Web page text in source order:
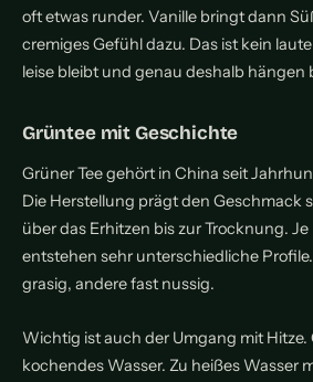
oft etwas runder. Vanille bringt dann
cremiges Gefühl dazu. Das ist kein
leise bleibt und genau deshalb hängen
Grüntee mit Geschichte
Grüner Tee gehört in China seit
Die Herstellung prägt den Geschmack
über das Erhitzen bis zur Trocknung.
entstehen sehr unterschiedliche
grasig, andere fast nussig.
Wichtig ist auch der Umgang mit Hitze.
kochendes Wasser. Zu heißes Wasser